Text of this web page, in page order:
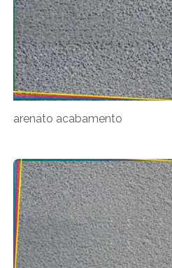
arenato acabamento